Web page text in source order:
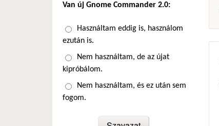
Van új Gnome Commander 2.0:
Választások
Használtam eddig is, használom
ezután is.
Nem használtam, de az újat
kipróbálom.
Nem használtam, és ez után sem
fogom.